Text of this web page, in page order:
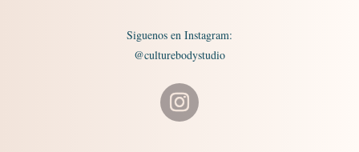
Siguenos en Instagram:
@culturebodystudio